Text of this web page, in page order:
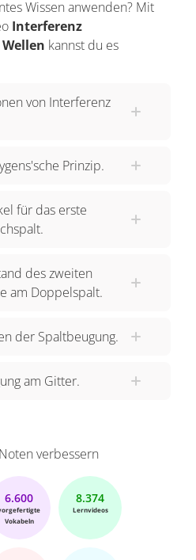
Wissen anwenden? Mit
Interferenz
kannst du es
von Interferenz
Prinzip.
für das erste
des zweiten
am Doppelspalt.
der Spaltbeugung.
am Gitter.
Noten verbessern
6.600
Vokabeln
8.374
Lernvideos